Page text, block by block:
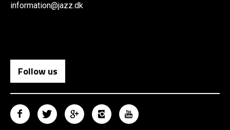
information@jazz.dk
Follow us